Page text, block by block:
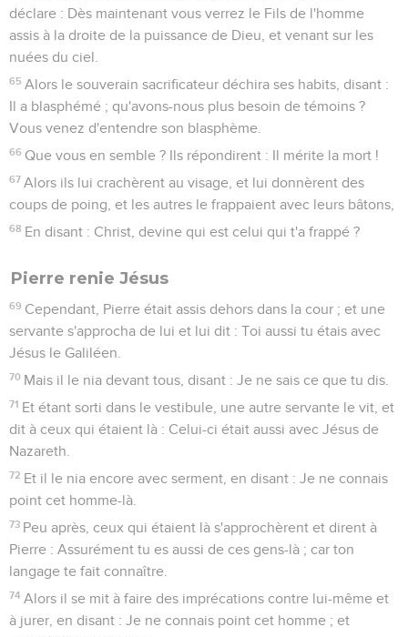
déclare : Dès maintenant vous verrez le Fils de l'homme
assis à la droite de la puissance de Dieu, et venant sur les
nuées du ciel.
65 Alors le souverain sacrificateur déchira ses habits, disant :
Il a blasphémé ; qu'avons-nous plus besoin de témoins ?
Vous venez d'entendre son blasphème.
66 Que vous en semble ? Ils répondirent : Il mérite la mort !
67 Alors ils lui crachèrent au visage, et lui donnèrent des
coups de poing, et les autres le frappaient avec leurs bâtons,
68 En disant : Christ, devine qui est celui qui t'a frappé ?
Pierre renie Jésus
69 Cependant, Pierre était assis dehors dans la cour ; et une
servante s'approcha de lui et lui dit : Toi aussi tu étais avec
Jésus le Galiléen.
70 Mais il le nia devant tous, disant : Je ne sais ce que tu dis.
71 Et étant sorti dans le vestibule, une autre servante le vit, et
dit à ceux qui étaient là : Celui-ci était aussi avec Jésus de
Nazareth.
72 Et il le nia encore avec serment, en disant : Je ne connais
point cet homme-là.
73 Peu après, ceux qui étaient là s'approchèrent et dirent à
Pierre : Assurément tu es aussi de ces gens-là ; car ton
langage te fait connaître.
74 Alors il se mit à faire des imprécations contre lui-même et
à jurer, en disant : Je ne connais point cet homme ; et